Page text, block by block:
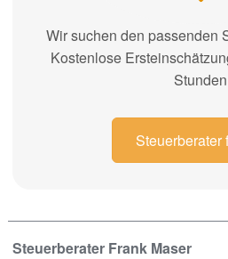
Wir suchen den passenden
Kostenlose
Stunden
Steuerberater
Steuerberater Frank Maser